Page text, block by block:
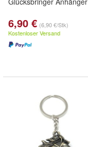
6,90 € (6,90 €/Stk)
Kostenloser Versand